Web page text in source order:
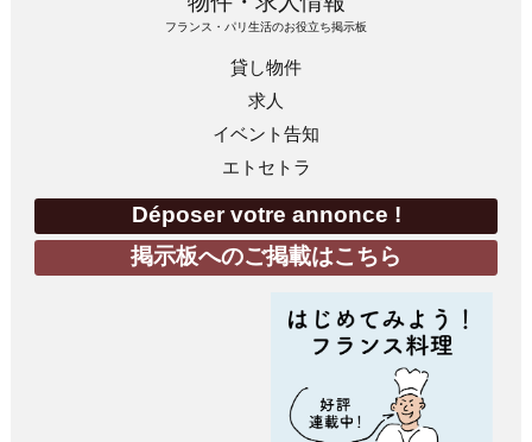
フランス・パリ生活のお役立ち掲示板
貸し物件
求人
イベント告知
エトセトラ
Déposer votre annonce !
掲示板へのご掲載はこちら